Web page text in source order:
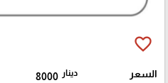
favorite_border
السعر 8000 دينار